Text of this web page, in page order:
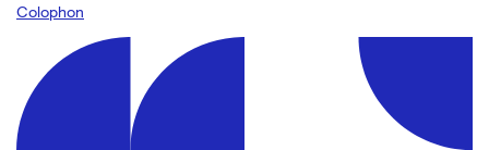
Colophon
Design:Marcel Kaczmarek